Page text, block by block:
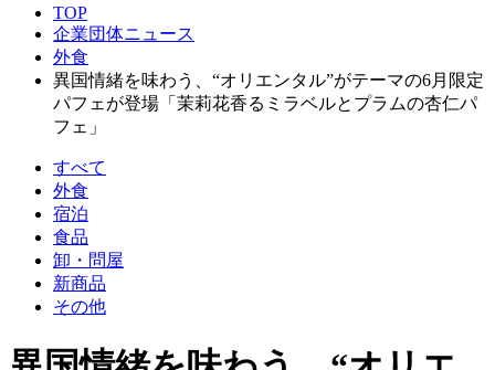
TOP
企業団体ニュース
外食
異国情緒を味わう、“オリエンタル”がテーマの6月限定
パフェが登場「茉莉花香るミラベルとプラムの杏仁パ
フェ」
すべて
外食
宿泊
食品
卸・問屋
新商品
その他